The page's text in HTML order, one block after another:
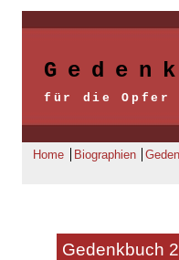
für die Opfer
Home Biographien
Gedenkbuch